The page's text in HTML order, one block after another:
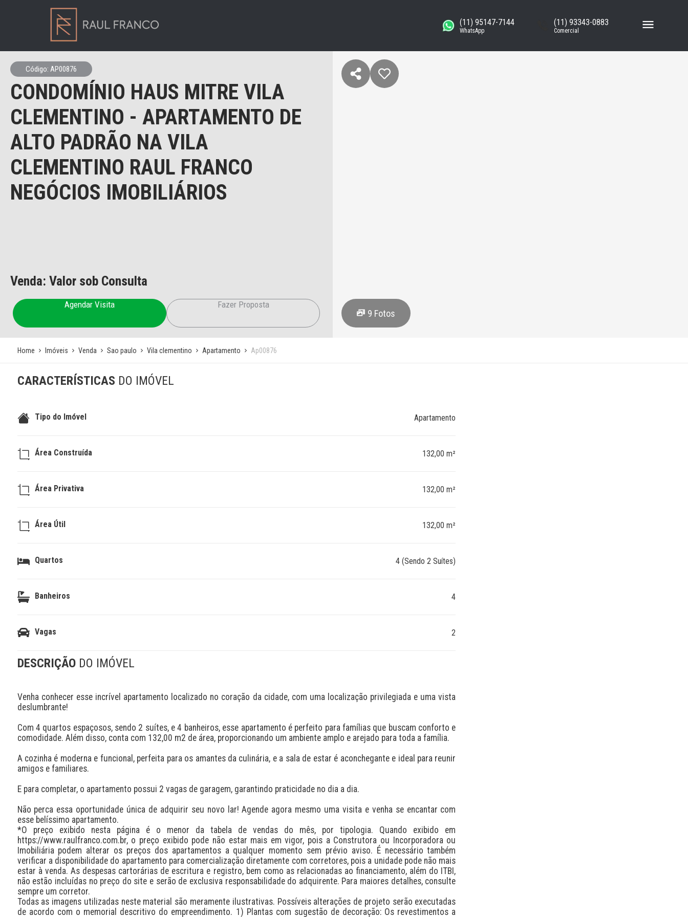
(11) 95147-7144
WhatsApp
(11) 93343-0883
Comercial
Código: AP00876
CONDOMÍNIO HAUS MITRE VILA
CLEMENTINO - APARTAMENTO DE
ALTO PADRÃO NA VILA
CLEMENTINO RAUL FRANCO
NEGÓCIOS IMOBILIÁRIOS
Venda: Valor sob Consulta
Agendar Visita Fazer Proposta
9 Fotos
Home Imóveis Venda Sao paulo Vila clementino Apartamento Ap00876
CARACTERÍSTICAS DO IMÓVEL
Tipo do Imóvel Apartamento
Área Construída 132,00 m²
Área Privativa 132,00 m²
Área Útil 132,00 m²
Quartos 4 (Sendo 2 Suítes)
Banheiros 4
Vagas 2
DESCRIÇÃO DO IMÓVEL
Venha conhecer esse incrível apartamento localizado no coração da cidade, com uma localização privilegiada e uma vista
deslumbrante!
Com 4 quartos espaçosos, sendo 2 suítes, e 4 banheiros, esse apartamento é perfeito para famílias que buscam conforto e
comodidade. Além disso, conta com 132,00 m2 de área, proporcionando um ambiente amplo e arejado para toda a família.
A cozinha é moderna e funcional, perfeita para os amantes da culinária, e a sala de estar é aconchegante e ideal para reunir
amigos e familiares.
E para completar, o apartamento possui 2 vagas de garagem, garantindo praticidade no dia a dia.
Não perca essa oportunidade única de adquirir seu novo lar! Agende agora mesmo uma visita e venha se encantar com
esse belíssimo apartamento.
*O preço exibido nesta página é o menor da tabela de vendas do mês, por tipologia. Quando exibido em
https://www.raulfranco.com.br, o preço exibido pode não estar mais em vigor, pois a Construtora ou Incorporadora ou
Imobiliária podem alterar os preços dos apartamentos a qualquer momento sem prévio aviso. É necessário também
verificar a disponibilidade do apartamento para comercialização diretamente com corretores, pois a unidade pode não mais
estar à venda. As despesas cartorárias de escritura e registro, bem como as relacionadas ao financiamento, além do ITBI,
não estão incluídas no preço do site e serão de exclusiva responsabilidade do adquirente. Para maiores detalhes, consulte
sempre um corretor.
Todas as imagens utilizadas neste material são meramente ilustrativas. Possíveis alterações de projeto serão executadas
de acordo com o memorial descritivo do empreendimento. 1) Plantas com sugestão de decoração: Os revestimentos a